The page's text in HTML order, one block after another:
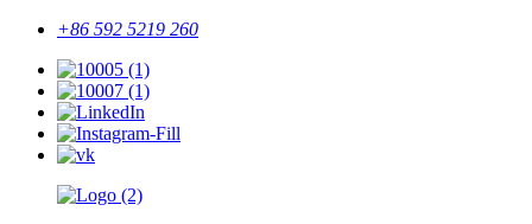
+86 592 5219 260